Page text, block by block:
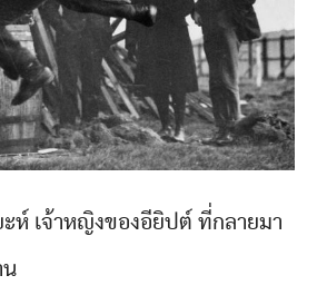
ะห์ เจ้าหญิงของอียิปต์ ที่กลายมา
น